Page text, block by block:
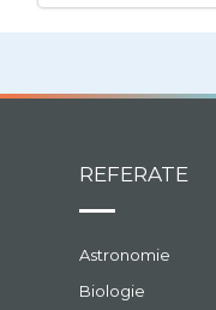
REFERATE
Astronomie
Biologie